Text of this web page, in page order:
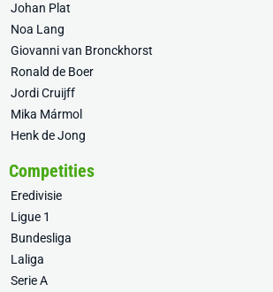
Johan Plat
Noa Lang
Giovanni van Bronckhorst
Ronald de Boer
Jordi Cruijff
Mika Mármol
Henk de Jong
Competities
Eredivisie
Ligue 1
Bundesliga
Laliga
Serie A